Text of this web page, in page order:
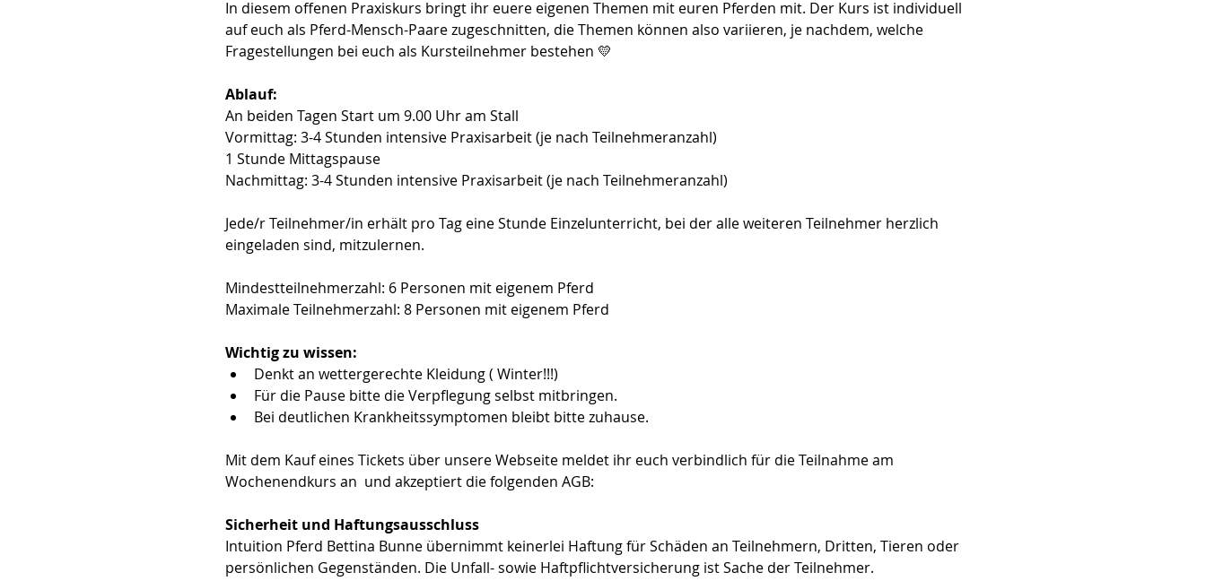
In diesem offenen Praxiskurs bringt ihr euere eigenen Themen mit euren Pferden mit. Der Kurs ist individuell
auf euch als Pferd-Mensch-Paare zugeschnitten, die Themen können also variieren, je nachdem, welche
Fragestellungen bei euch als Kursteilnehmer bestehen 💛
Ablauf:
An beiden Tagen Start um 9.00 Uhr am Stall
Vormittag: 3-4 Stunden intensive Praxisarbeit (je nach Teilnehmeranzahl)
1 Stunde Mittagspause
Nachmittag: 3-4 Stunden intensive Praxisarbeit (je nach Teilnehmeranzahl)
Jede/r Teilnehmer/in erhält pro Tag eine Stunde Einzelunterricht, bei der alle weiteren Teilnehmer herzlich
eingeladen sind, mitzulernen.
Mindestteilnehmerzahl: 6 Personen mit eigenem Pferd
Maximale Teilnehmerzahl: 8 Personen mit eigenem Pferd
Wichtig zu wissen:
Denkt an wettergerechte Kleidung ( Winter!!!)
Für die Pause bitte die Verpflegung selbst mitbringen.
Bei deutlichen Krankheitssymptomen bleibt bitte zuhause.
Mit dem Kauf eines Tickets über unsere Webseite meldet ihr euch verbindlich für die Teilnahme am
Wochenendkurs an  und akzeptiert die folgenden AGB:
Sicherheit und Haftungsausschluss
Intuition Pferd Bettina Bunne übernimmt keinerlei Haftung für Schäden an Teilnehmern, Dritten, Tieren oder
persönlichen Gegenständen. Die Unfall- sowie Haftpflichtversicherung ist Sache der Teilnehmer.